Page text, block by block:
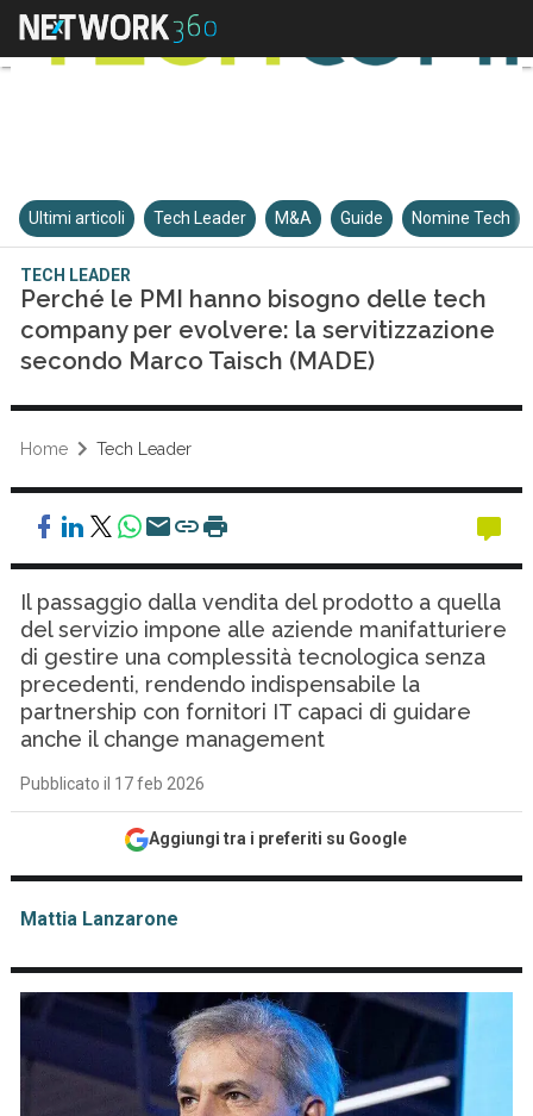
Ultimi articoli Tech Leader M&A Guide Nomine Tech
TECH LEADER
Perché le PMI hanno bisogno delle tech
company per evolvere: la servitizzazione
secondo Marco Taisch (MADE)
Home Tech Leader
Il passaggio dalla vendita del prodotto a quella
del servizio impone alle aziende manifatturiere
di gestire una complessità tecnologica senza
precedenti, rendendo indispensabile la
partnership con fornitori IT capaci di guidare
anche il change management
Pubblicato il 17 feb 2026
Aggiungi tra i preferiti su Google
Mattia Lanzarone